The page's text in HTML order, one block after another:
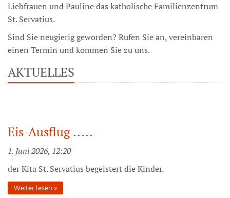
Liebfrauen und Pauline das katholische Familienzentrum
St. Servatius.
Sind Sie neugierig geworden? Rufen Sie an, vereinbaren
einen Termin und kommen Sie zu uns.
AKTUELLES
Eis-Ausflug .....
1. Juni 2026, 12:20
der Kita St. Servatius begeistert die Kinder.
Weiter lesen